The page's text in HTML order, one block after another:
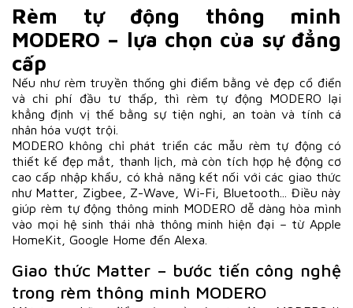
Rèm tự động thông minh
MODERO – lựa chọn của sự đẳng
cấp
Nếu như rèm truyền thống ghi điểm bằng vẻ đẹp cổ điển
và chi phí đầu tư thấp, thì rèm tự động MODERO lại
khẳng định vị thế bằng sự tiện nghi, an toàn và tính cá
nhân hóa vượt trội.
MODERO không chỉ phát triển các mẫu rèm tự động có
thiết kế đẹp mắt, thanh lịch, mà còn tích hợp hệ động cơ
cao cấp nhập khẩu, có khả năng kết nối với các giao thức
như Matter, Zigbee, Z-Wave, Wi-Fi, Bluetooth... Điều này
giúp rèm tự động thông minh MODERO dễ dàng hòa mình
vào mọi hệ sinh thái nhà thông minh hiện đại – từ Apple
HomeKit, Google Home đến Alexa.
Giao thức Matter – bước tiến công nghệ
trong rèm thông minh MODERO